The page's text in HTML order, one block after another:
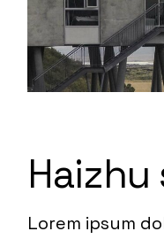
Lorem ipsum